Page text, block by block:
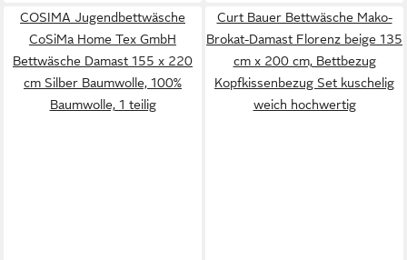
COSIMA Jugendbettwäsche
CoSiMa Home Tex GmbH
Bettwäsche Damast 155 x 220
cm Silber Baumwolle, 100%
Baumwolle, 1 teilig
Curt Bauer Bettwäsche Mako-
Brokat-Damast Florenz beige 135
cm x 200 cm, Bettbezug
Kopfkissenbezug Set kuschelig
weich hochwertig